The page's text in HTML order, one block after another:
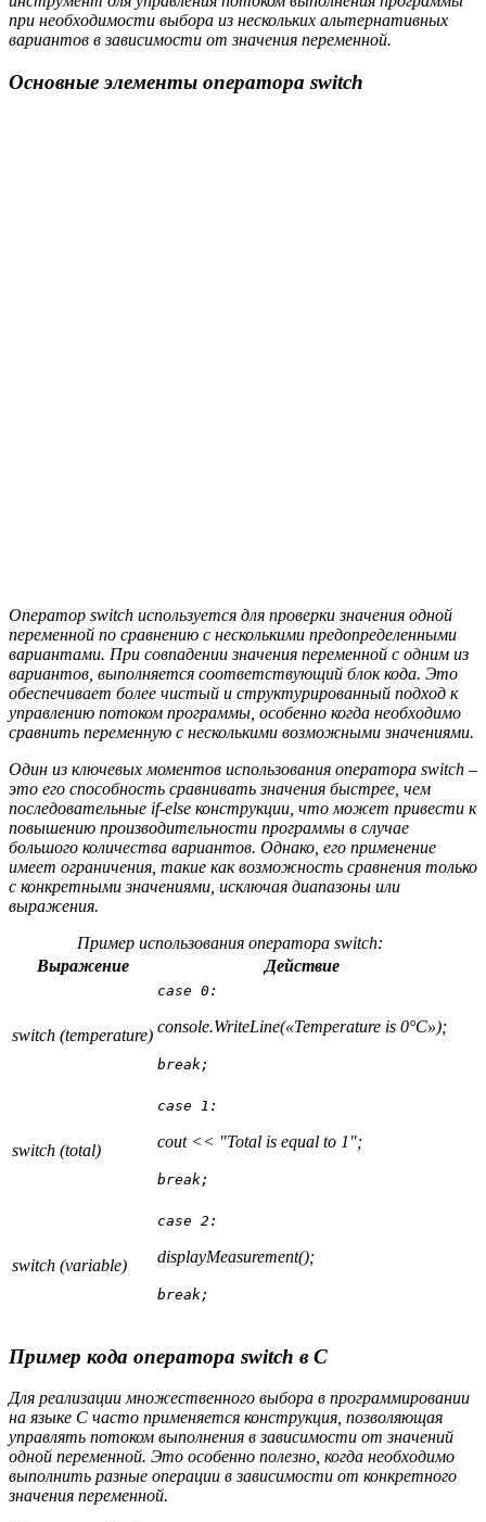
при необходимости выбора из нескольких альтернативных
вариантов в зависимости от значения переменной.
Основные элементы оператора switch
Оператор switch используется для проверки значения одной
переменной по сравнению с несколькими предопределенными
вариантами. При совпадении значения переменной с одним из
вариантов, выполняется соответствующий блок кода. Это
обеспечивает более чистый и структурированный подход к
управлению потоком программы, особенно когда необходимо
сравнить переменную с несколькими возможными значениями.
Один из ключевых моментов использования оператора switch –
это его способность сравнивать значения быстрее, чем
последовательные if-else конструкции, что может привести к
повышению производительности программы в случае
большого количества вариантов. Однако, его применение
имеет ограничения, такие как возможность сравнения только
с конкретными значениями, исключая диапазоны или
выражения.
Пример использования оператора switch:
Выражение
Действие
switch (temperature)
case 0:
console.WriteLine(«Temperature is 0°C»);
break;
switch (total)
case 1:
cout << "Total is equal to 1";
break;
switch (variable)
case 2:
displayMeasurement();
break;
Пример кода оператора switch в C
Для реализации множественного выбора в программировании
на языке C часто применяется конструкция, позволяющая
управлять потоком выполнения в зависимости от значений
одной переменной. Это особенно полезно, когда необходимо
выполнить разные операции в зависимости от конкретного
значения переменной.